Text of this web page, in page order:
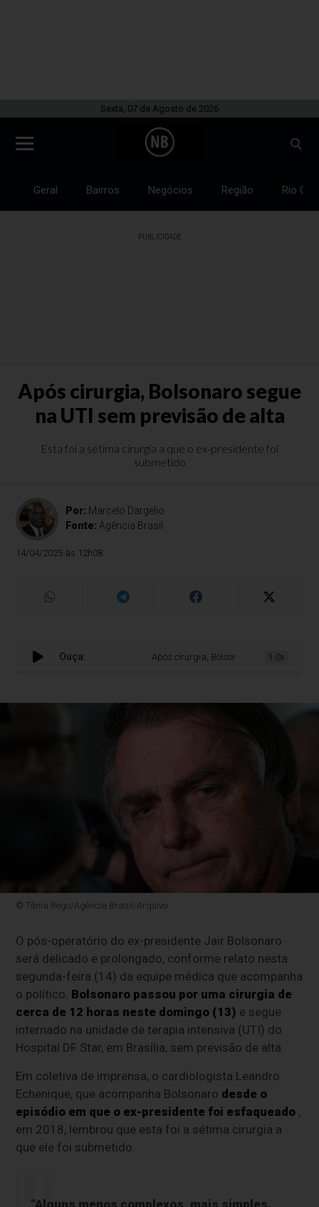
Sexta, 07 de Agosto de 2026
Geral Bairros Negócios Região Rio
PUBLICIDADE
Após cirurgia, Bolsonaro segue
na UTI sem previsão de alta
Esta foi a sétima cirurgia a que o ex-presidente foi
submetido
Por: Marcelo Dargelio
Fonte: Agência Brasil
14/04/2025 às 12h08
Ouça: Após cirurgia, Bolsonaro segue na UTI sem
1.0x
© Tânia Rego/Agência Brasil/Arquivo
O pós-operatório do ex-presidente Jair Bolsonaro
será delicado e prolongado, conforme relato nesta
segunda-feira (14) da equipe médica que acompanha
o político. Bolsonaro passou por uma cirurgia de
cerca de 12 horas neste domingo (13) e segue
internado na unidade de terapia intensiva (UTI) do
Hospital DF Star, em Brasília, sem previsão de alta.
Em coletiva de imprensa, o cardiologista Leandro
Echenique, que acompanha Bolsonaro desde o
episódio em que o ex-presidente foi esfaqueado ,
em 2018, lembrou que esta foi a sétima cirurgia a
que ele foi submetido.